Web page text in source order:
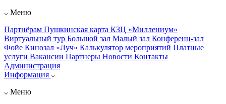
Меню
Партнёрам Пушкинская карта КЗЦ «Миллениум»
Виртуальный тур Большой зал Малый зал Конференц-зал
Фойе Кинозал «Луч» Калькулятор мероприятий Платные
услуги Вакансии Партнеры Новости Контакты
Администрация
Информация
Меню